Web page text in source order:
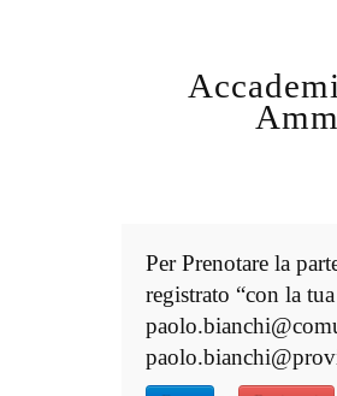
Per Prenotare la
registrato “con la